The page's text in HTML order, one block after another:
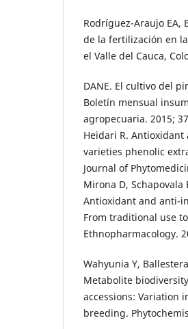
Rodríguez-Araujo EA,
de la fertilización en
el Valle del Cauca,
DANE. El cultivo del
Boletín mensual
agropecuaria. 2015;
Heidari R.
varieties phenolic
Journal of
Mirona D, Schapovala
Antioxidant and anti-
From traditional use
Ethnopharmacology.
Wahyunia Y,
Metabolite
accessions: Variation
breeding.